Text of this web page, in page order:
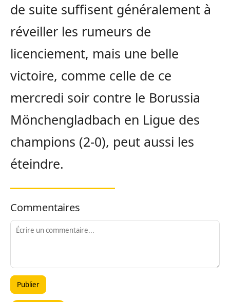
de suite suffisent généralement à
réveiller les rumeurs de
licenciement, mais une belle
victoire, comme celle de ce
mercredi soir contre le Borussia
Mönchengladbach en Ligue des
champions (2-0), peut aussi les
éteindre.
Commentaires
Publier